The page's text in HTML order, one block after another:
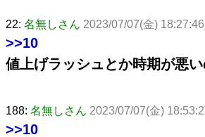
22: 名無しさん 2023/07/07(金)
>>10
値上げラッシュとか時期が悪
188: 名無しさん 2023/07/07(金)
>>10